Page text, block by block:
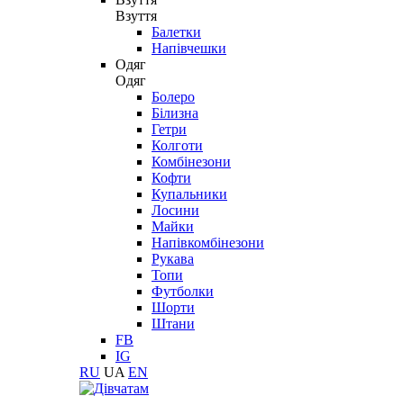
Взуття
Балетки
Напівчешки
Одяг
Одяг
Болеро
Білизна
Гетри
Колготи
Комбінезони
Кофти
Купальники
Лосини
Майки
Напівкомбінезони
Рукава
Топи
Футболки
Шорти
Штани
FB
IG
RU UA EN